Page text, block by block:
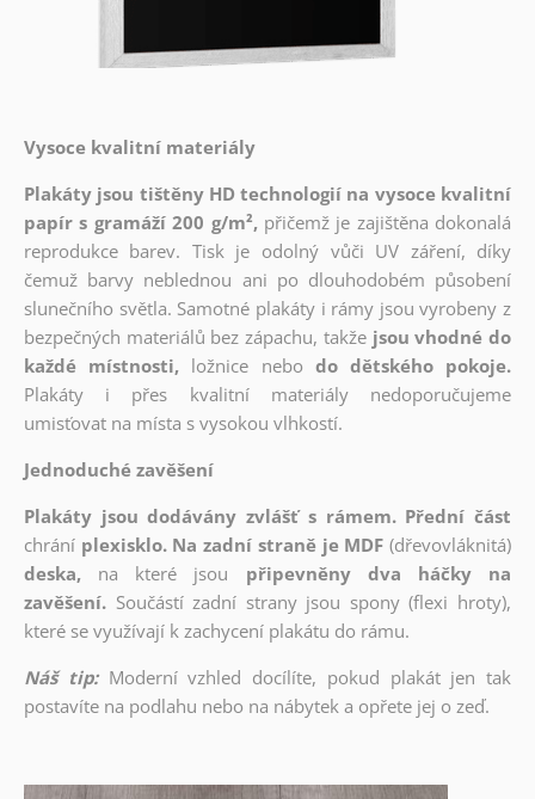
Vysoce kvalitní materiály
Plakáty jsou tištěny HD technologií na vysoce kvalitní
papír s gramáží 200 g/m², přičemž je zajištěna dokonalá
reprodukce barev. Tisk je odolný vůči UV záření, díky
čemuž barvy neblednou ani po dlouhodobém působení
slunečního světla. Samotné plakáty i rámy jsou vyrobeny z
bezpečných materiálů bez zápachu, takže jsou vhodné do
každé místnosti, ložnice nebo do dětského pokoje.
Plakáty i přes kvalitní materiály nedoporučujeme
umisťovat na místa s vysokou vlhkostí.
Jednoduché zavěšení
Plakáty jsou dodávány zvlášť s rámem. Přední část
chrání plexisklo. Na zadní straně je MDF (dřevovláknitá)
deska,
na které jsou
připevněny dva háčky na
zavěšení. Součástí zadní strany jsou spony (flexi hroty),
které se využívají k zachycení plakátu do rámu.
Náš tip: Moderní vzhled docílíte, pokud plakát jen tak
postavíte na podlahu nebo na nábytek a opřete jej o zeď.